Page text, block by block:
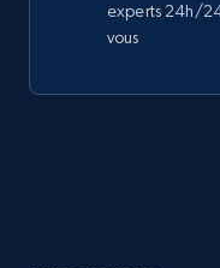
experts 24h/
vous